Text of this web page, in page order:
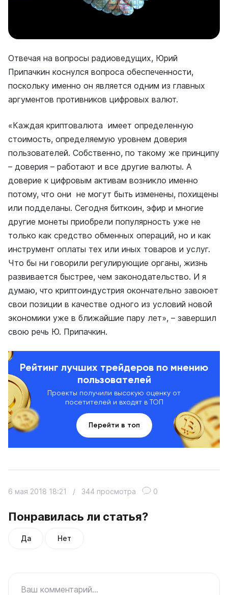
Отвечая на вопросы радиоведущих, Юрий
Припачкин коснулся вопроса обеспеченности,
поскольку именно он является одним из главных
аргументов противников цифровых валют.
«Каждая криптовалюта имеет определенную
стоимость, определяемую уровнем доверия
пользователей. Собственно, по такому же принципу
– доверия – работают и все другие валюты. А
доверие к цифровым активам возникло именно
потому, что они не могут быть изменены, похищены
или подделаны. Сегодня биткоин, эфир и многие
другие монеты приобрели популярность уже не
только как средство обменных операций, но и как
инструмент оплаты тех или иных товаров и услуг.
Что бы ни говорили регулирующие органы, жизнь
развивается быстрее, чем законодательство. И я
думаю, что криптоиндустрия окончательно завоюет
свои позиции в качестве одного из условий новой
экономики уже в ближайшие пару лет», – завершил
свою речь Ю. Припачкин.
Рейтинг лучших трейдеров по мнению
пользователей
Проекты получили высокую оценку от
посетителей и входят в ТОП
Перейти в топ
Понравилась ли статья?
Да Нет
6 мая 2018 18:21 / 344 просмотра 0
Ваш комментарий...